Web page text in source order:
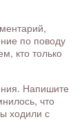
по поводу
кто только
Напишите
что
ходили с